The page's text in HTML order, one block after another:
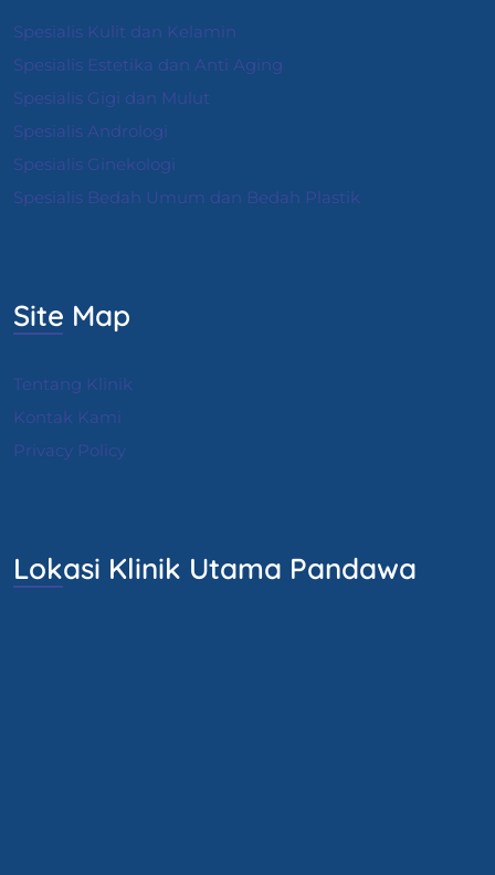
Spesialis Kulit dan Kelamin
Spesialis Estetika dan Anti Aging
Spesialis Gigi dan Mulut
Spesialis Andrologi
Spesialis Ginekologi
Spesialis Bedah Umum dan Bedah Plastik
Site Map
Tentang Klinik
Kontak Kami
Privacy Policy
Lokasi Klinik Utama Pandawa